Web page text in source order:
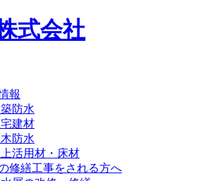
式会社
報
防水
建材
防水
活用材・床材
修繕工事をされる方へ